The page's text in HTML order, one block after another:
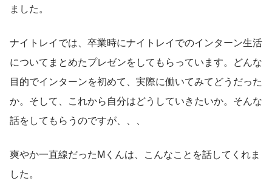
ました。
ナイトレイでは、卒業時にナイトレイでのインターン生活
についてまとめたプレゼンをしてもらっています。どんな
目的でインターンを初めて、実際に働いてみてどうだった
か。そして、これから自分はどうしていきたいか。そんな
話をしてもらうのですが、、、
爽やか一直線だったMくんは、こんなことを話してくれま
した。